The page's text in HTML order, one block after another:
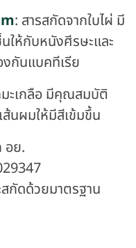
: สารสกัดจากใบไผ่ มี
ห้กับหนังศีรษะและ
งกันแบคทีเรีย
ะเกลือ มีคุณสมบัติ
ส้นผมให้มีสีเข้มขึ้น
อย.
กัดด้วยมาตรฐาน